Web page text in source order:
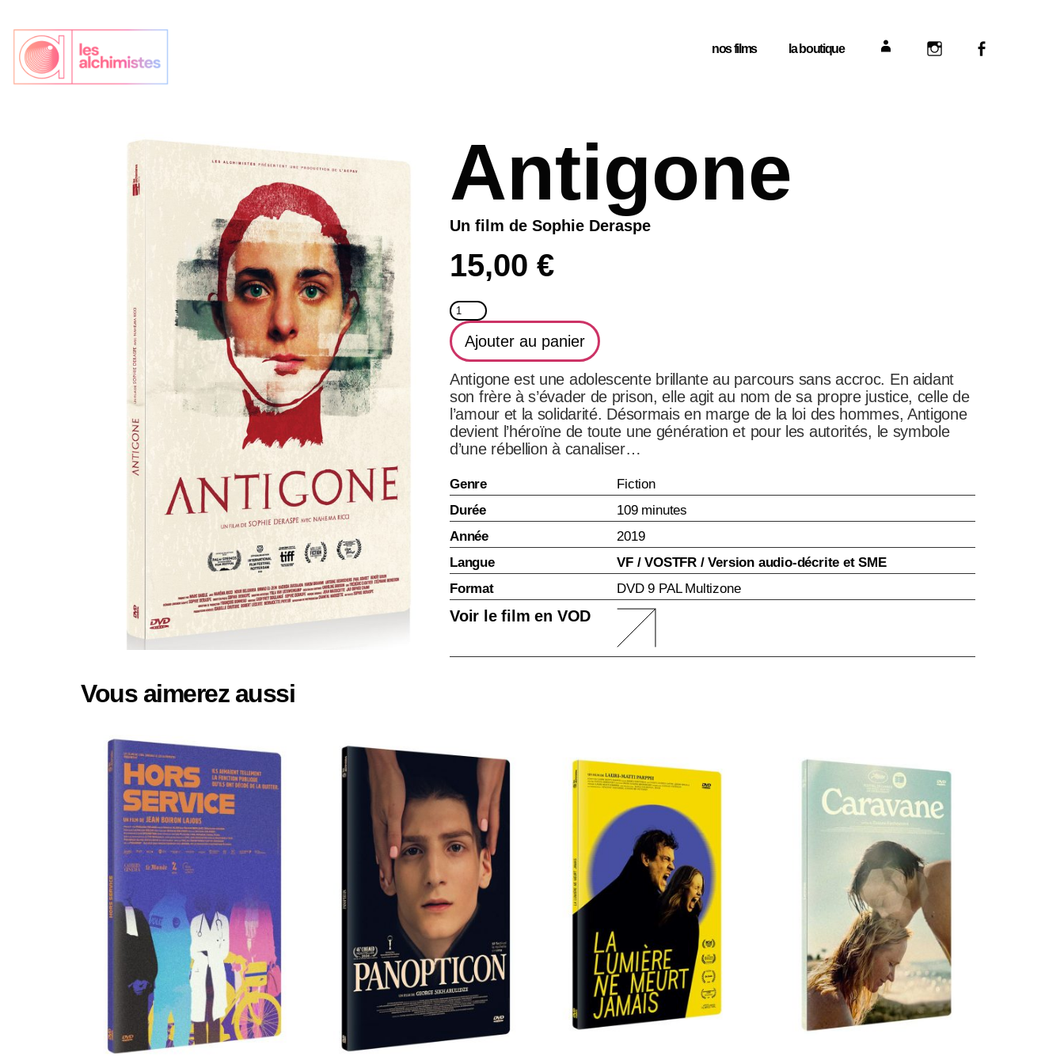
nos films la boutique mon compteInstagram Facebook
Antigone
Un film de Sophie Deraspe
15,00 €
Ajouter au panier
Antigone est une adolescente brillante au parcours sans accroc. En aidant
son frère à s’évader de prison, elle agit au nom de sa propre justice, celle de
l’amour et la solidarité. Désormais en marge de la loi des hommes, Antigone
devient l’héroïne de toute une génération et pour les autorités, le symbole
d’une rébellion à canaliser…
Genre
Fiction
Durée
109 minutes
Année
2019
Langue
VF / VOSTFR / Version audio-décrite et SME
Format
DVD 9 PAL Multizone
Voir le film en VOD
Vous aimerez aussi